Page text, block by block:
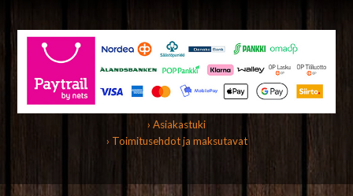
› Asiakastuki
› Toimitusehdot ja maksutavat